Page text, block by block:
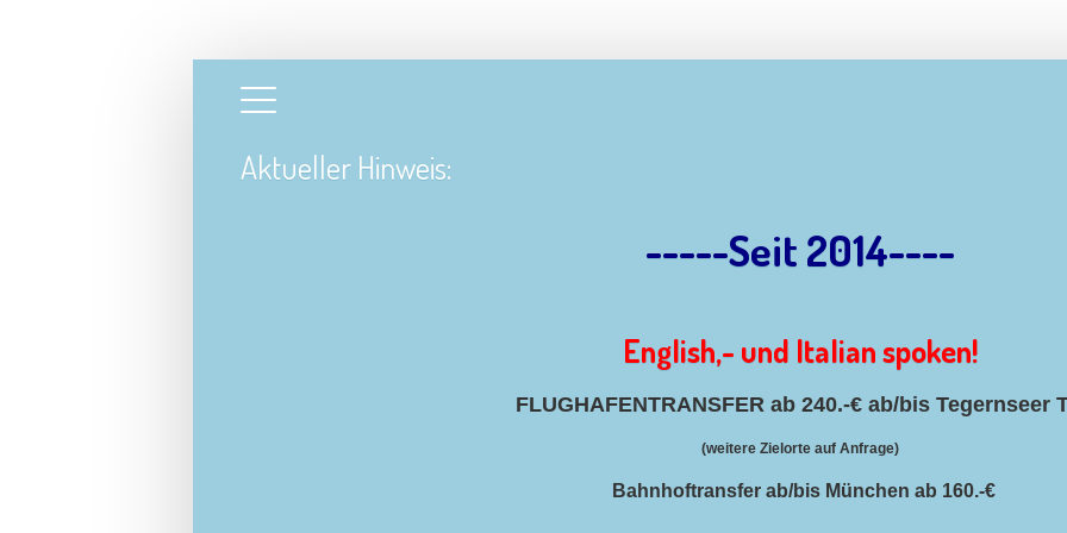
Aktueller Hinweis:
-----Seit 2014----
English,- und Italian spoken!
FLUGHAFENTRANSFER ab 240.-€ ab/bis Tegernseer
(weitere Zielorte auf Anfrage)
Bahnhoftransfer ab/bis München ab 160.-€